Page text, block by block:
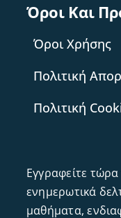
Όροι Και
Όροι Χρήσης
Πολιτική
Πολιτική
Εγγραφείτε
ενημερωτικά
μαθήματα,